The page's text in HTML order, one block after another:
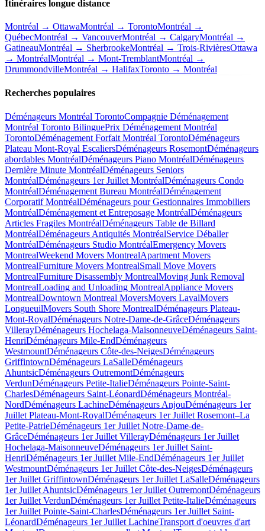
Itinéraires longue distance
Montréal → OttawaMontréal → TorontoMontréal →
QuébecMontréal → VancouverMontréal → CalgaryMontréal →
GatineauMontréal → SherbrookeMontréal → Trois-RivièresOttawa
→ MontréalMontréal → Mont-TremblantMontréal →
DrummondvilleMontréal → HalifaxToronto → Montréal
Recherches populaires
Déménageurs Montréal TorontoCompagnie Déménagement
Montréal Toronto BilinguePrix Déménagement Montréal
TorontoDéménagement Forfait Montréal TorontoDéménageurs
Plateau Mont-Royal EscaliersDéménageurs RosemontDéménageurs
abordables MontréalDéménageurs Piano MontréalDéménageurs
Dernière Minute MontréalDéménageurs Seniors
MontréalDéménageurs 1er Juillet MontréalDéménageurs Condo
MontréalDéménagement Bureau MontréalDéménagement
Corporatif MontréalDéménageurs pour Gestionnaires Immobiliers
MontréalDéménagement et Entreposage MontréalDéménageurs
Articles Fragiles MontréalDéménageurs Table de Billard
MontréalDéménageurs Antiquités MontréalService Déballer
MontréalDéménageurs Studio MontréalEmergency Movers
MontrealWeekend Movers MontrealApartment Movers
MontrealFurniture Movers MontrealSmall Move Movers
MontrealFurniture Disassembly MontrealMoving Junk Removal
MontrealLoading and Unloading MontrealAppliance Movers
MontrealDowntown Montreal MoversMovers LavalMovers
LongueuilMovers South Shore MontrealDéménageurs Plateau-
Mont-RoyalDéménageurs Notre-Dame-de-GrâceDéménageurs
VillerayDéménageurs Hochelaga-MaisonneuveDéménageurs Saint-
HenriDéménageurs Mile-EndDéménageurs
WestmountDéménageurs Côte-des-NeigesDéménageurs
GriffintownDéménageurs LaSalleDéménageurs
AhuntsicDéménageurs OutremontDéménageurs
VerdunDéménageurs Petite-ItalieDéménageurs Pointe-Saint-
CharlesDéménageurs Saint-LéonardDéménageurs Montréal-
NordDéménageurs LachineDéménageurs AnjouDéménageurs 1er
Juillet Plateau-Mont-RoyalDéménageurs 1er Juillet Rosemont–La
Petite-PatrieDéménageurs 1er Juillet Notre-Dame-de-
GrâceDéménageurs 1er Juillet VillerayDéménageurs 1er Juillet
Hochelaga-MaisonneuveDéménageurs 1er Juillet Saint-
HenriDéménageurs 1er Juillet Mile-EndDéménageurs 1er Juillet
WestmountDéménageurs 1er Juillet Côte-des-NeigesDéménageurs
1er Juillet GriffintownDéménageurs 1er Juillet LaSalleDéménageurs
1er Juillet AhuntsicDéménageurs 1er Juillet OutremontDéménageurs
1er Juillet VerdunDéménageurs 1er Juillet Petite-ItalieDéménageurs
1er Juillet Pointe-Saint-CharlesDéménageurs 1er Juillet Saint-
LéonardDéménageurs 1er Juillet LachineTransport d'oeuvres d'art